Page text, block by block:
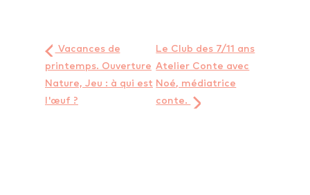
Vacances de
printemps. Ouverture
Nature, Jeu : à qui est
l'œuf ?
Le Club des 7/11 ans
Atelier Conte avec
Noé, médiatrice
conte.